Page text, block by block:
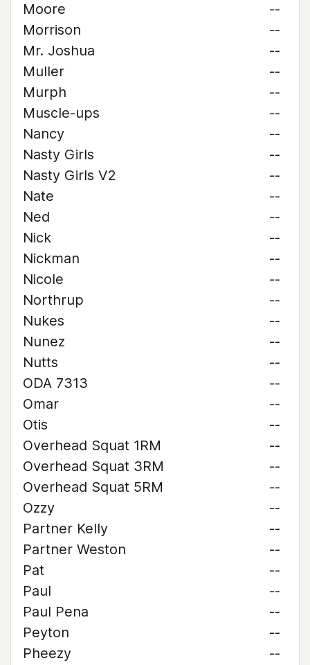
Moore
--
Morrison
--
Mr. Joshua
--
Muller
--
Murph
--
Muscle-ups
--
Nancy
--
Nasty Girls
--
Nasty Girls V2
--
Nate
--
Ned
--
Nick
--
Nickman
--
Nicole
--
Northrup
--
Nukes
--
Nunez
--
Nutts
--
ODA 7313
--
Omar
--
Otis
--
Overhead Squat 1RM
--
Overhead Squat 3RM
--
Overhead Squat 5RM
--
Ozzy
--
Partner Kelly
--
Partner Weston
--
Pat
--
Paul
--
Paul Pena
--
Peyton
--
Pheezy
--